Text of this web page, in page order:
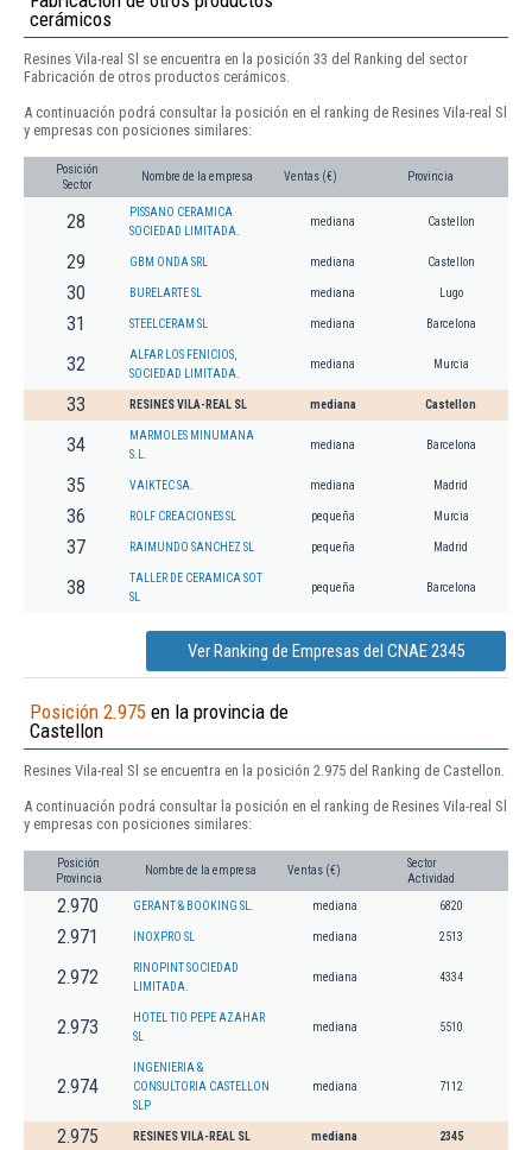
cerámicos
Resines Vila-real Sl se encuentra en la posición 33 del Ranking del sector
Fabricación de otros productos cerámicos.
A continuación podrá consultar la posición en el ranking de Resines Vila-real Sl
y empresas con posiciones similares:
Posición
Sector
Nombre de la empresa Ventas (€) Provincia
28
PISSANO CERAMICA
SOCIEDAD LIMITADA.
mediana Castellon
29 GBM ONDA SRL mediana Castellon
30 BURELARTE SL mediana Lugo
31 STEELCERAM SL mediana Barcelona
32
ALFAR LOS FENICIOS,
SOCIEDAD LIMITADA.
mediana Murcia
33 RESINES VILA-REAL SL mediana Castellon
34
MARMOLES MINUMANA
S.L.
mediana Barcelona
35 VAIKTEC SA. mediana Madrid
36 ROLF CREACIONES SL pequeña Murcia
37 RAIMUNDO SANCHEZ SL pequeña Madrid
38
TALLER DE CERAMICA SOT
SL
pequeña Barcelona
Ver Ranking de Empresas del CNAE 2345
Posición 2.975 en la provincia de
Castellon
Resines Vila-real Sl se encuentra en la posición 2.975 del Ranking de Castellon.
A continuación podrá consultar la posición en el ranking de Resines Vila-real Sl
y empresas con posiciones similares:
Posición
Provincia
Nombre de la empresa Ventas (€)
Sector
Actividad
2.970 GERANT & BOOKING SL. mediana 6820
2.971 INOXPRO SL mediana 2513
2.972
RINOPINT SOCIEDAD
LIMITADA.
mediana 4334
2.973
HOTEL TIO PEPE AZAHAR
SL
mediana 5510
2.974
INGENIERIA &
CONSULTORIA CASTELLON
SLP
mediana 7112
2.975 RESINES VILA-REAL SL mediana 2345